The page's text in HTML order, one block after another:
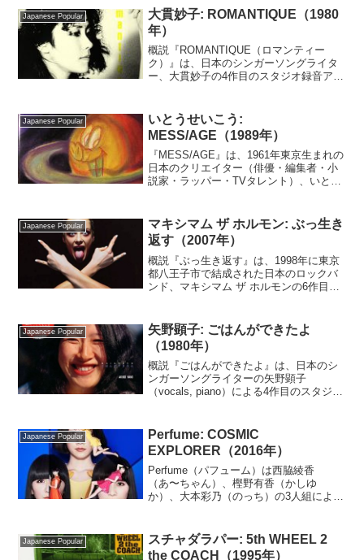
Japanese Popular
大貫妙子: ROMANTIQUE（1980
年）
概説『ROMANTIQUE（ロマンティー
ク）』は、日本のシンガーソングライタ
ー、大貫妙子の4作目のスタジオ録音アル
郎、村松邦男らとアメリカン・ポップス
に根差したバ...
Japanese Popular
いとうせいこう:
MESS/AGE（1989年）
『MESS/AGE』は、1961年東京生まれの
日本のクリエイター（俳優・編集者・小
説家・ラッパー・TVタレント）、いとう
代中頃に講談社での雑誌編集の仕事...
Japanese Popular
マキシマム ザ ホルモン: ぶっ生き
返す（2007年）
概説『ぶっ生き返す』は、1998年に東京
都八王子市で結成された日本のロックバ
ンド、マキシマム ザ ホルモンの6作目の
vocals）、ダイスケはん／津田大輔
（vo...
Japanese Popular
矢野顕子: ごはんができたよ
（1980年）
概説『ごはんができたよ』は、日本のシ
ンガーソングライターの矢野顕子
（vocals, piano）による4作目のスタジオ
ック・オーケストラ（YMO）のメンバー
3人...
Japanese Popular
Perfume: COSMIC
EXPLORER（2016年）
Perfume（パフューム）は西脇綾香
（あ〜ちゃん）、樫野有香（かしゆ
か）、大本彩乃（のっち）の3人組による
属。未来的なシンセポップ（テクノポッ
プ）とダンスで知られ...
Japanese Popular
スチャダラパー: 5th WHEEL 2
the COACH（1995年）